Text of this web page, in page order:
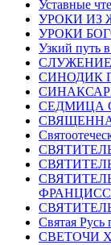
Уставные
УРОКИ ИЗ
УРОКИ
Узкий путь
СИНОДИК
СЕДМИЦА
Святая
СВЕТОЧИ